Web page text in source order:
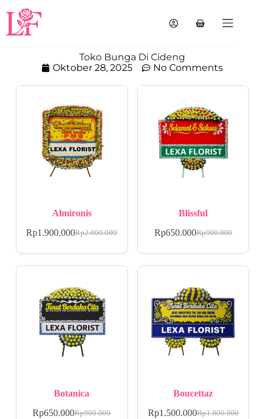
Toko Bunga Di Cideng
Oktober 28, 2025
No Comments
Almironis
Rp2.000.000
Rp1.900.000
Blissful
Rp900.000
Rp650.000
Botanica
Rp900.000
Rp650.000
Boucettaz
Rp1.800.000
Rp1.500.000